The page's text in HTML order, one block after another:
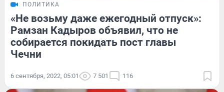
ПОЛИТИКА
«Не возьму даже ежегодный отпуск»:
Рамзан Кадыров объявил, что не
собирается покидать пост главы
Чечни
6 сентября, 2022, 05:01 7 501 116